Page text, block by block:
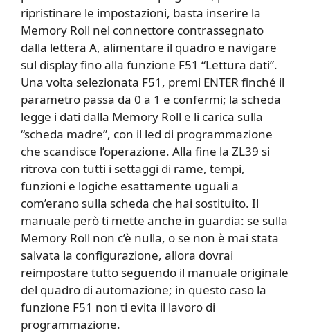
ripristinare le impostazioni, basta inserire la
Memory Roll nel connettore contrassegnato
dalla lettera A, alimentare il quadro e navigare
sul display fino alla funzione F51 “Lettura dati”.
Una volta selezionata F51, premi ENTER finché il
parametro passa da 0 a 1 e confermi; la scheda
legge i dati dalla Memory Roll e li carica sulla
“scheda madre”, con il led di programmazione
che scandisce l’operazione. Alla fine la ZL39 si
ritrova con tutti i settaggi di rame, tempi,
funzioni e logiche esattamente uguali a
com’erano sulla scheda che hai sostituito. Il
manuale però ti mette anche in guardia: se sulla
Memory Roll non c’è nulla, o se non è mai stata
salvata la configurazione, allora dovrai
reimpostare tutto seguendo il manuale originale
del quadro di automazione; in questo caso la
funzione F51 non ti evita il lavoro di
programmazione.